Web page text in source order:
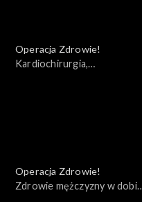
Operacja Zdrowie!
Kardiochirurgia,
Operacja Zdrowie!
Zdrowie mężczyzny w dobie